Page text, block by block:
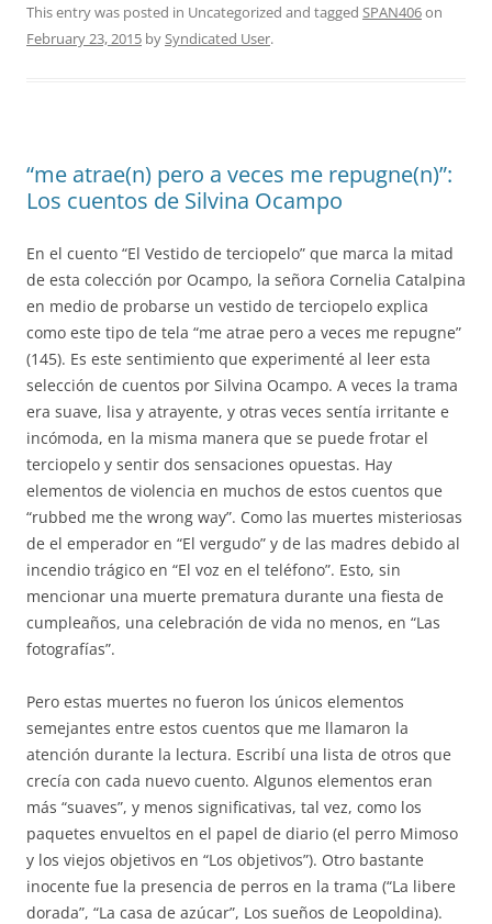
This entry was posted in Uncategorized and tagged SPAN406on
February 23, 2015 bySyndicated User.
“me atrae(n) pero a veces me repugne(n)”:
Los cuentos de Silvina Ocampo
En el cuento “El Vestido de terciopelo” que marca la mitad
de esta colección por Ocampo, la señora Cornelia Catalpina
en medio de probarse un vestido de terciopelo explica
como este tipo de tela “me atrae pero a veces me repugne”
(145). Es este sentimiento que experimenté al leer esta
selección de cuentos por Silvina Ocampo. A veces la trama
era suave, lisa y atrayente, y otras veces sentía irritante e
incómoda, en la misma manera que se puede frotar el
terciopelo y sentir dos sensaciones opuestas. Hay
elementos de violencia en muchos de estos cuentos que
“rubbed me the wrong way”. Como las muertes misteriosas
de el emperador en “El vergudo” y de las madres debido al
incendio trágico en “El voz en el teléfono”. Esto, sin
mencionar una muerte prematura durante una fiesta de
cumpleaños, una celebración de vida no menos, en “Las
fotografías”.
Pero estas muertes no fueron los únicos elementos
semejantes entre estos cuentos que me llamaron la
atención durante la lectura. Escribí una lista de otros que
crecía con cada nuevo cuento. Algunos elementos eran
más “suaves”, y menos significativas, tal vez, como los
paquetes envueltos en el papel de diario (el perro Mimoso
y los viejos objetivos en “Los objetivos”). Otro bastante
inocente fue la presencia de perros en la trama (“La libere
dorada”, “La casa de azúcar”, Los sueños de Leopoldina).